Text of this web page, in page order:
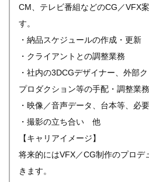
CM、テレビ番組などのCG／VFX
す。
・納品スケジュールの作成・更新
・クライアントとの調整業務
・社内の3DCGデザイナー、外部
プロダクション等の手配・調整業務
・映像／音声データ、台本等、必
・撮影の立ち合い 他
【キャリアイメージ】
将来的にはVFX／CG制作のプロデ
きます。